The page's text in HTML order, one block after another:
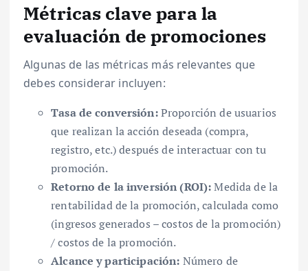
Métricas clave para la
evaluación de promociones
Algunas de las métricas más relevantes que
debes considerar incluyen:
Tasa de conversión:Proporción de usuarios
que realizan la acción deseada (compra,
registro, etc.) después de interactuar con tu
promoción.
Retorno de la inversión (ROI):Medida de la
rentabilidad de la promoción, calculada como
(ingresos generados – costos de la promoción)
/ costos de la promoción.
Alcance y participación: Número de